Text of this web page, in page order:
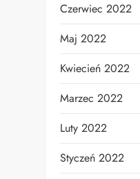
Czerwiec 2022
Maj 2022
Kwiecień 2022
Marzec 2022
Luty 2022
Styczeń 2022